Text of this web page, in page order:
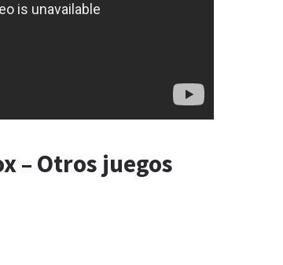
– Otros juegos